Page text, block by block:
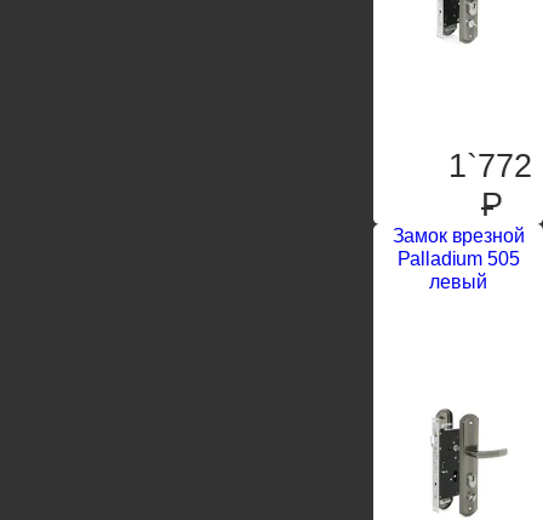
1`772
P
Замок врезной
Palladium 505
левый